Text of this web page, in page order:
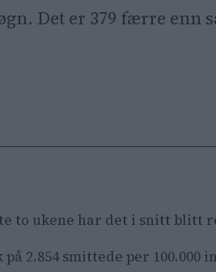
Det er 379 færre enn
to ukene har det i snitt blitt
2.854 smittede per 100.000